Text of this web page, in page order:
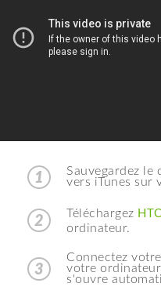
1
Sauvegardez le
vers iTunes sur
2 Téléchargez
ordinateur.
3
Connectez
votre
s'ouvre